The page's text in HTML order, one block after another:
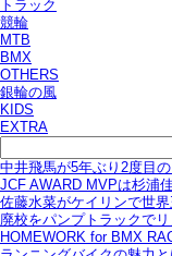
トラック
競輪
MTB
BMX
OTHERS
銀輪の風
KIDS
EXTRA
中井飛馬が5年ぶり2度目
JCF AWARD MVPは杉浦
佐藤水菜がケイリンで世
廃校をパンプトラックで
HOMEWORK for BMX